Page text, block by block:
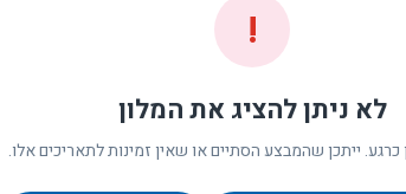
!
לא ניתן להציג את המלון
כרגע. ייתכן שהמבצע הסתיים או שאין זמינות לתאריכים אלו.